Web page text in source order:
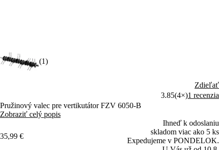
Pružinový valec pre vertikutátor FZV 6050-B
35,99 €
Ihneď k odoslaniu
skladom viac ako 5 ks
Expedujeme v PONDELOK.
Pridať do košíka
Doprava nad 50 € zadarmo pre prihlásených užívateľov
Stráženie ceny a dostupnosti